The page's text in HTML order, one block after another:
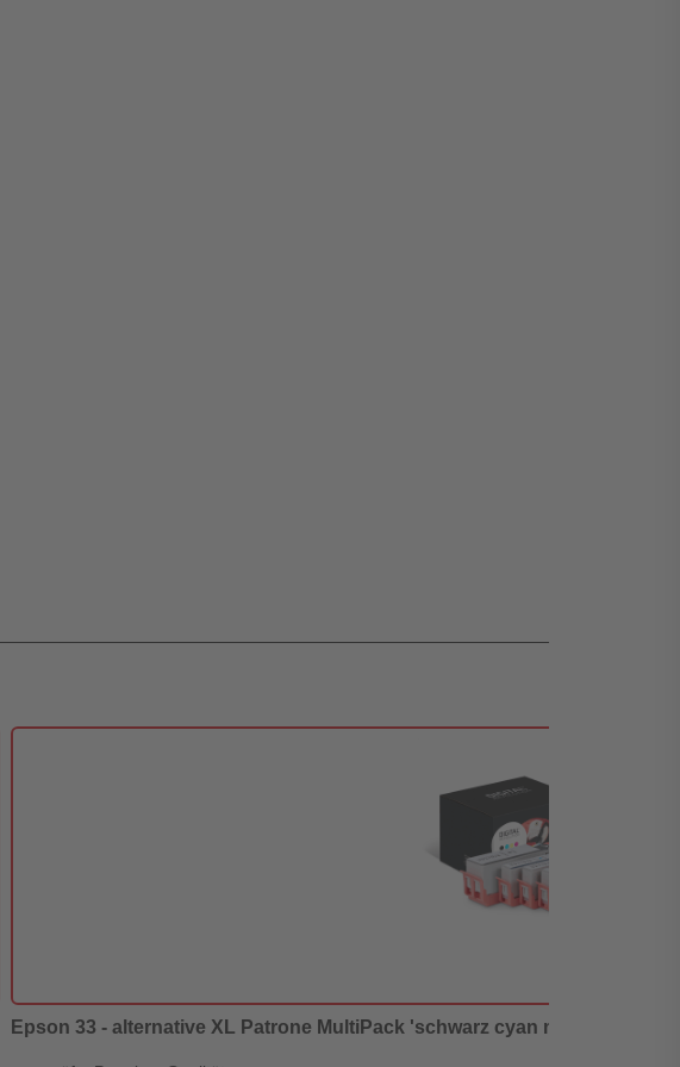
Epson 33 - alternative XL Patrone MultiPack 'schwarz cyan magenta gelb'